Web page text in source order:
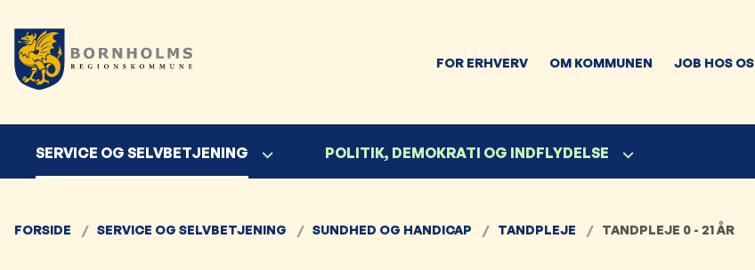
FOR ERHVERV OM KOMMUNEN JOB HOS OS
SERVICE OG SELVBETJENING POLITIK, DEMOKRATI OG INDFLYDELSE
FORSIDE SERVICE OG SELVBETJENING SUNDHED OG HANDICAP TANDPLEJE TANDPLEJE 0 - 21 ÅR